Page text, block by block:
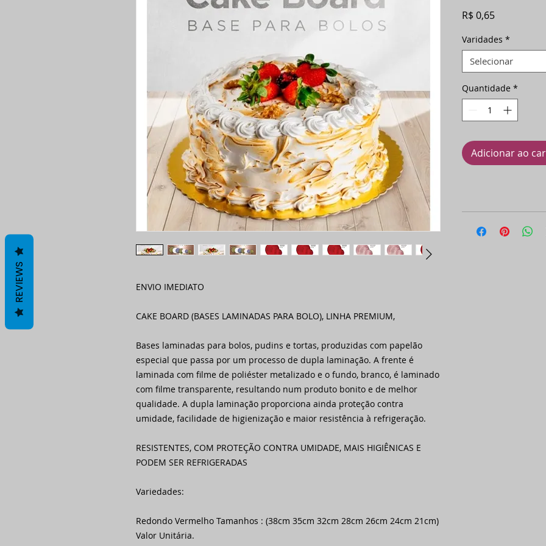
ENVIO IMEDIATO
CAKE BOARD (BASES LAMINADAS PARA BOLO), LINHA PREMIUM,
Bases laminadas para bolos, pudins e tortas, produzidas com papelão
especial que passa por um processo de dupla laminação. A frente é
laminada com filme de poliéster metalizado e o fundo, branco, é laminado
com filme transparente, resultando num produto bonito e de melhor
qualidade. A dupla laminação proporciona ainda proteção contra
umidade, facilidade de higienização e maior resistência à refrigeração.
RESISTENTES, COM PROTEÇÃO CONTRA UMIDADE, MAIS HIGIÊNICAS E
PODEM SER REFRIGERADAS
Variedades:
Redondo Vermelho Tamanhos : (38cm 35cm 32cm 28cm 26cm 24cm 21cm)
Valor Unitária.
R$ 0,65Preço
Varidades *
Selecionar
Quantidade *
Adicionar ao
REVIEWS